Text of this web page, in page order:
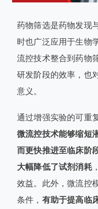
药物筛选是药物发现
时也广泛应用于生物
流控技术整合到药物
研发阶段的效率，也
意义。
通过增强实验的可重
微流控技术能够缩短
而更快推进至临床阶段
大幅降低了试剂消耗
效益。此外，微流控
条件， 有助于提高临